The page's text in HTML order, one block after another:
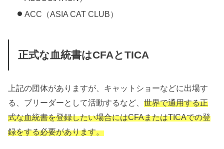
ACC（ASIA CAT CLUB）
正式な血統書はCFAとTICA
上記の団体がありますが、キャットショーなどに出場す
る、ブリーダーとして活動するなど、世界で通用する正
式な血統書を登録したい場合にはCFAまたはTICAでの登
録をする必要があります。